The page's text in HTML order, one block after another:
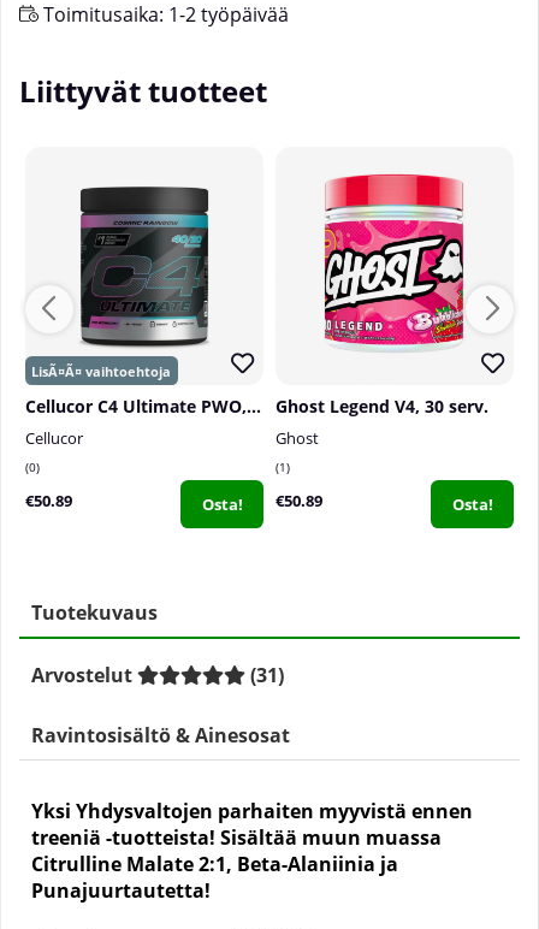
Toimitusaika: 1-2 työpäivää
Liittyvät tuotteet
Cellucor C4 Ultimate PWO, 496-520 g
Cellucor
0
€50.89 Osta!
Ghost Legend V4, 30 serv.
Ghost
1
€50.89 Osta!
Tuotekuvaus
Arvostelut (31)
Ravintosisältö & Ainesosat
Yksi Yhdysvaltojen parhaiten myyvistä ennen
treeniä -tuotteista! Sisältää muun muassa
Citrulline Malate 2:1, Beta-Alaniinia ja
Punajuurtautetta!